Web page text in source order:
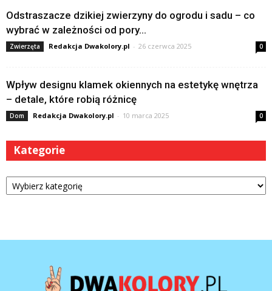
Odstraszacze dzikiej zwierzyny do ogrodu i sadu – co
wybrać w zależności od pory...
Zwierzęta Redakcja Dwakolory.pl - 26 czerwca 2025 0
Wpływ designu klamek okiennych na estetykę wnętrza
– detale, które robią różnicę
Dom Redakcja Dwakolory.pl - 10 marca 2025 0
Kategorie
Kategorie